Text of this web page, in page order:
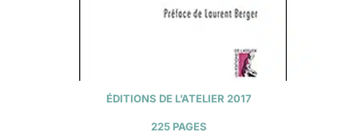
ÉDITIONS DE L’ATELIER 2017
225 PAGES